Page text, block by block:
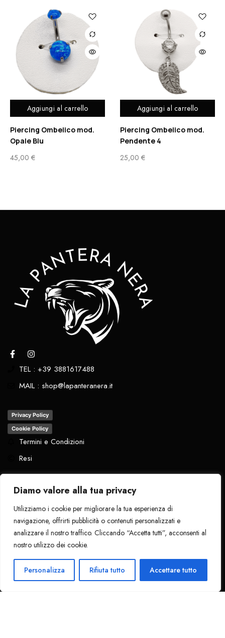
Diamo valore alla tua privacy
Utilizziamo i cookie per migliorare la tua esperienza di
navigazione, offrirti pubblicità o contenuti personalizzati e
analizzare il nostro traffico. Cliccando “Accetta tutti”, acconsenti al
nostro utilizzo dei cookie.
Personalizza Rifiuta tutto Accettare tutto
Aggiungi al carrello
Piercing Ombelico mod.
Opale Blu
45,00 €
Aggiungi al carrello
Piercing Ombelico mod.
Pendente 4
25,00 €
TEL : +39 3881617488
MAIL : shop@lapanteranera.it
Privacy Policy
Cookie Policy
Termini e Condizioni
Resi
Tutti i diritti riservati
. 2024 - La Pantera
Ciao!